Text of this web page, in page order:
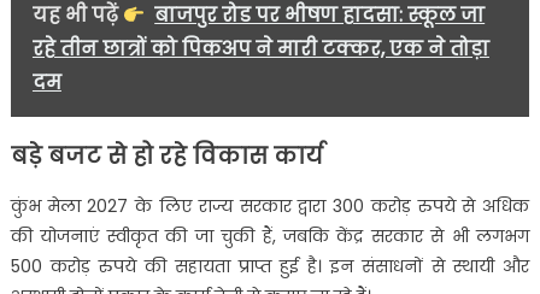
यह भी पढ़ें
बाजपुर रोड पर भीषण हादसा: स्कूल जा
रहे तीन छात्रों को पिकअप ने मारी टक्कर, एक ने तोड़ा
दम
बड़े बजट से हो रहे विकास कार्य
कुंभ मेला 2027 के लिए राज्य सरकार द्वारा 300 करोड़ रुपये से अधिक
की योजनाएं स्वीकृत की जा चुकी हैं, जबकि केंद्र सरकार से भी लगभग
500 करोड़ रुपये की सहायता प्राप्त हुई है। इन संसाधनों से स्थायी और